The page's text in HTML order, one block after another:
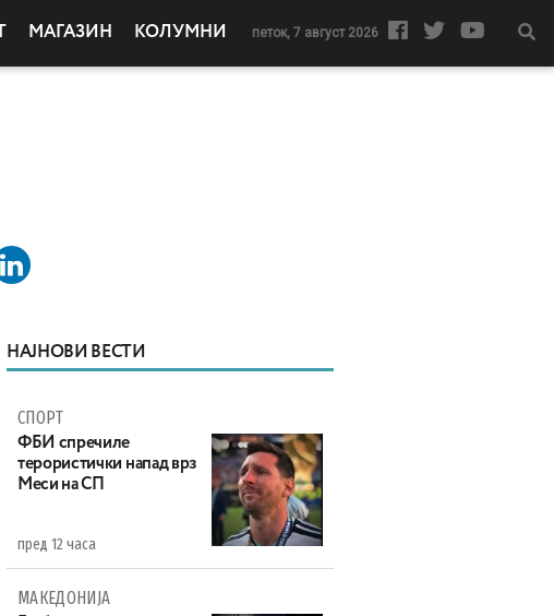
МАГАЗИН КОЛУМНИ петок, 7 август 2026
НАЈНОВИ ВЕСТИ
СПОРТ
ФБИ спречиле
терористички напад врз
Меси на СП
пред 12 часа
МАКЕДОНИЈА